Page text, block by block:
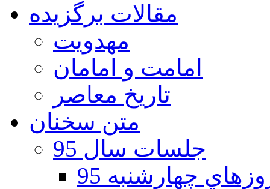
مقالات برگزیده
مهدویت
امامت و امامان
تاریخ معاصر
متن سخنان
جلسات سال 95
چهارشنبه 95